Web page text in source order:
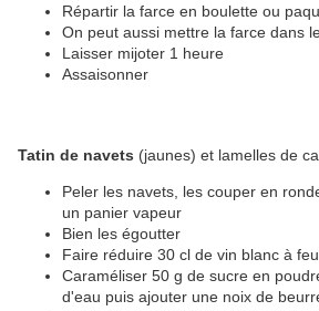
Répartir la farce en boulette ou
On peut aussi mettre la farce dans
Laisser mijoter 1 heure
Assaisonner
Tatin de navets (jaunes) et lamelles de
Peler les navets, les couper en
un panier vapeur
Bien les égoutter
Faire réduire 30 cl de vin blanc à
Caraméliser 50 g de sucre en
d'eau puis ajouter une noix de